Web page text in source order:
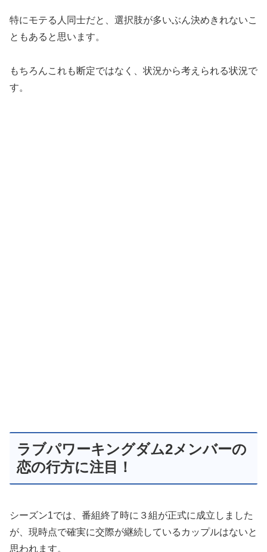
特にモテる人同士だと、選択肢が多いぶん決めきれないこ
ともあると思います。
もちろんこれも断定ではなく、状況から考えられる状況で
す。
ラブパワーキングダム2メンバーの
恋の行方に注目！
シーズン1では、番組終了時に３組が正式に成立しました
が、現時点で確実に交際が継続しているカップルはないと
思われます。